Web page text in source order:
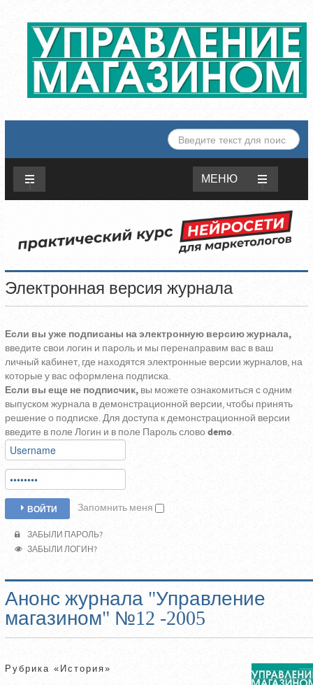
ИСКАТЬ...
МЕНЮ
Электронная версия журнала
Если вы уже подписаны на электронную версию журнала,
введите свои логин и пароль и мы перенаправим вас в ваш
личный кабинет, где находятся электронные версии журналов, на
которые у вас оформлена подписка.
Если вы еще не подписчик, вы можете ознакомиться с одним
выпуском журнала в демонстрационной версии, чтобы принять
решение о подписке. Для доступа к демонстрационной версии
введите в поле Логин и в поле Пароль словоdemo.
ВОЙТИ Запомнить меня
ЗАБЫЛИ ПАРОЛЬ?
ЗАБЫЛИ ЛОГИН?
Анонс журнала "Управление
магазином" №12 -2005
Рубрика «История»